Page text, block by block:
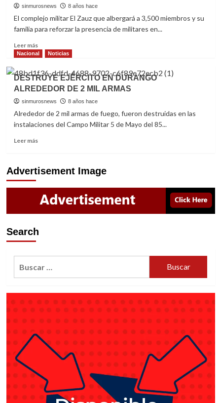
en
Durango
para
no
Mazatlán,
Rosas
Aispuro
sinmurosnews 8 años hace
El complejo militar El Zauz que albergará a 3,500 miembros y su
familia para reforzar la presencia de militares en...
Leer másRead
more
INAUGURAN
PEÑA
NIETO
Y
QUIRINO
BASE
Nacional Noticias
DESTRUYE EJÉRCITO EN DURANGO
ALREDEDOR DE 2 MIL ARMAS
sinmurosnews 8 años hace
Alrededor de 2 mil armas de fuego, fueron destruidas en las
instalaciones del Campo Militar 5 de Mayo del 85...
Leer másRead
DESTRUYE
EJÉRCITO
EN
DURANGO
ALREDEDOR
DE
MIL
Advertisement Image
Search